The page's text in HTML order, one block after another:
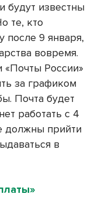
будут известны
те, кто
после 9 января,
вовремя.
«Почты России»
за графиком
Почта будет
работать с 4
должны прийти
в